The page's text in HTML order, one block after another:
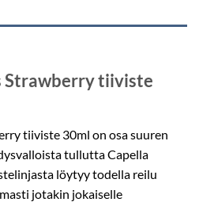
Strawberry tiiviste
tiiviste 30ml on osa suuren
tullutta Capella
löytyy todella reilu
jotakin jokaiselle